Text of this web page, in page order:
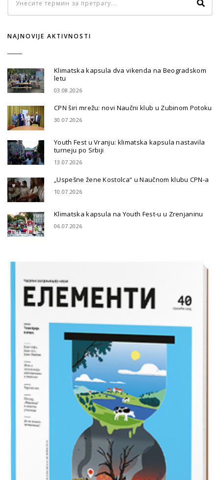
NAJNOVIJE AKTIVNOSTI
Klimatska kapsula dva vikenda na Beogradskom
letu
03.08.2026
CPN širi mrežu: novi Naučni klub u Zubinom Potoku
30.07.2026
Youth Fest u Vranju: klimatska kapsula nastavila
turneju po Srbiji
13.07.2026
„Uspešne žene Kostolca“ u Naučnom klubu CPN-a
10.07.2026
Klimatska kapsula na Youth Fest-u u Zrenjaninu
06.07.2026